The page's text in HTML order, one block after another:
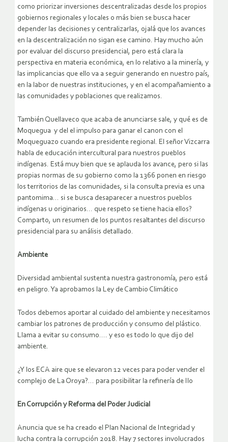
como priorizar inversiones descentralizadas desde los propios
gobiernos regionales y locales o más bien se busca hacer
depender las decisiones y centralizarlas, ojalá que los avances
en la descentralización no sigan ese camino. Hay mucho aún
por evaluar del discurso presidencial, pero está clara la
perspectiva en materia económica, en lo relativo a la minería, y
las implicancias que ello va a seguir generando en nuestro país,
en la labor de nuestras instituciones, y en el acompañamiento a
las comunidades y poblaciones que realizamos.
También Quellaveco que acaba de anunciarse sale, y qué es de
Moquegua y del el impulso para ganar el canon con el
Moqueguazo cuando era presidente regional. El señor Vizcarra
habla de educación intercultural para nuestros pueblos
indígenas. Está muy bien que se aplauda los avance, pero si las
propias normas de su gobierno como la 1366 ponen en riesgo
los territorios de las comunidades, si la consulta previa es una
pantomima… si se busca desaparecer a nuestros pueblos
indígenas u originarios… que respeto se tiene hacia ellos?
Comparto, un resumen de los puntos resaltantes del discurso
presidencial para su análisis detallado.
Ambiente
Diversidad ambiental sustenta nuestra gastronomía, pero está
en peligro. Ya aprobamos la Ley de Cambio Climático
Todos debemos aportar al cuidado del ambiente y necesitamos
cambiar los patrones de producción y consumo del plástico.
Llama a evitar su consumo…. y eso es todo lo que dijo del
ambiente.
¿Y los ECA aire que se elevaron 12 veces para poder vender el
complejo de La Oroya?… para posibilitar la refinería de Ilo
En Corrupción y Reforma del Poder Judicial
Anuncia que se ha creado el Plan Nacional de Integridad y
lucha contra la corrupción 2018. Hay 7 sectores involucrados